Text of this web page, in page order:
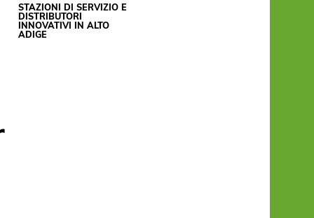
STAZIONI DI SERVIZIO E
DISTRIBUTORI
INNOVATIVI IN ALTO
ADIGE